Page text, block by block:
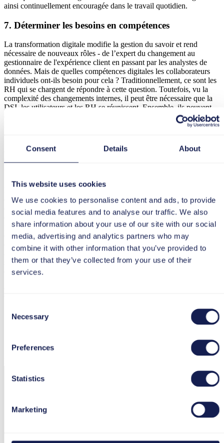
Consent Details About
This website uses cookies
We use cookies to personalise content and ads, to provide
social media features and to analyse our traffic. We also
share information about your use of our site with our social
media, advertising and analytics partners who may
combine it with other information that you’ve provided to
them or that they’ve collected from your use of their
services.
Selection
Necessary
Preferences
Statistics
Marketing
ainsi continuellement encouragée dans le travail quotidien.
7. Déterminer les besoins en compétences
La transformation digitale modifie la gestion du savoir et rend
nécessaire de nouveaux rôles - de l’expert du changement au
gestionnaire de l'expérience client en passant par les analystes de
données. Mais de quelles compétences digitales les collaborateurs
individuels ont-ils besoin pour cela ? Traditionnellement, ce sont les
RH qui se chargent de répondre à cette question. Toutefois, vu la
complexité des changements internes, il peut être nécessaire que la
DSI, les utilisateurs et les RH se réunissent. Ensemble, ils peuvent
élaborer une réponse qui tient compte des aspects stratégiques,
individuels et technologiques et qui favorise le développement de la
La dextérité digitale est un processus
dépendent de la mesure dans laquelle elle a déjà progressé dans la
construction de la dextérité digitale. Il est recommandé de
commencer par les domaines qui promettent le plus de succès - et
peut-être aussi le plus rapidement - et de continuer ensuite à
construire sur ces domaines. Car pour développer la dextérité
digitale, il faut du souffle. Même avec les outils adéquats et la bonne
attitude de base, il faut du temps pour que des changements
significatifs se produisent dans la culture d'entreprise et
d'apprentissage.